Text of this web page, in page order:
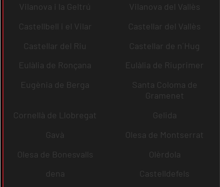
Vilanova i la Geltrú
Vilanova del Vallès
Castellbell i el Vilar
Castellar del Vallès
Castellar del Riu
Castellar de n´Hug
Eulàlia de Ronçana
Eulàlia de Riuprimer
Eugènia de Berga
Santa Coloma de
Gramenet
Cornellà de Llobregat
Gelida
Gavà
Olesa de Montserrat
Olesa de Bonesvalls
Olèrdola
dena
Castelldefels